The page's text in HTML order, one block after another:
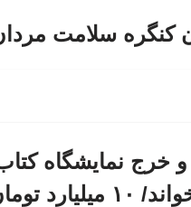
کنگره سلامت
خرج نمایشگاه
نمی‌خواند/ ۱۰ میلیارد